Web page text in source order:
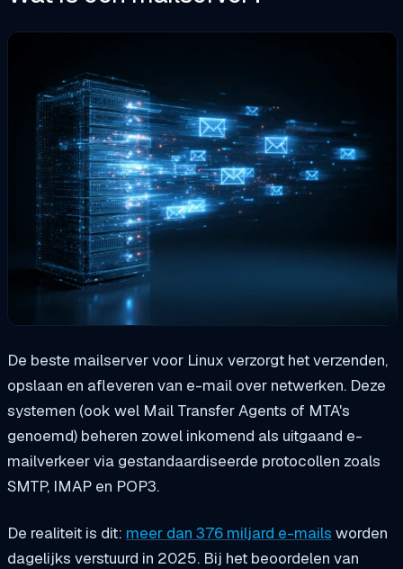
De beste mailserver voor Linux verzorgt het verzenden,
opslaan en afleveren van e-mail over netwerken. Deze
systemen (ook wel Mail Transfer Agents of MTA's
genoemd) beheren zowel inkomend als uitgaand e-
mailverkeer via gestandaardiseerde protocollen zoals
SMTP, IMAP en POP3.
De realiteit is dit: meer dan 376 miljard e-mails worden
dagelijks verstuurd in 2025. Bij het beoordelen van